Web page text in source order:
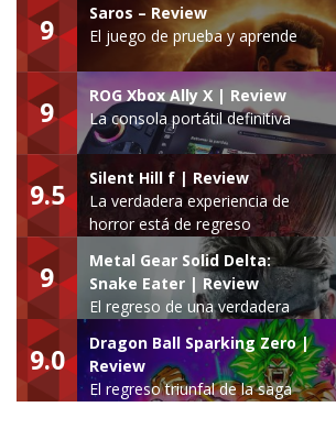
9
Saros – Review
El juego de prueba y aprende
9
ROG Xbox Ally X | Review
La consola portátil definitiva
9.5
Silent Hill f | Review
La verdadera experiencia de
horror está de regreso
9
Metal Gear Solid Delta:
Snake Eater | Review
El regreso de una verdadera
leyenda
9.0
Dragon Ball Sparking Zero |
Review
El regreso triunfal de la saga